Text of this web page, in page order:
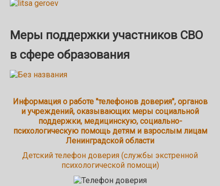
Меры поддержки участников СВО
в сфере образования
Информация о работе "телефонов доверия", органов
и учреждений, оказывающих меры социальной
поддержки, медицинскую, социально-
психологическую помощь детям и взрослым лицам
Ленинградской области
Детский телефон доверия (службы экстренной
психологической помощи)